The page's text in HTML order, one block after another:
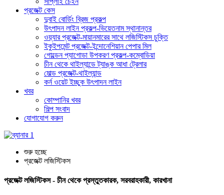
প্রজেক্ট কেস
দুবাই বোর্ডিং ব্রিজ প্রকল্প
উৎপাদন লাইন প্রকল্প-ভিয়েতনাম স্থানান্তর
ওয়্যার প্রজেক্ট-মায়ানমারের সাথে লজিস্টিকস চুক্তি
ইকুইপমেন্ট প্রজেক্ট-ইন্দোনেশিয়ান পেপার মিল
গোল্ডেন প্যাগোডা উপকরণ প্রকল্প-কম্বোডিয়া
চীন থেকে থাইল্যান্ডে ট্যাঙ্ক আধা ট্রেলার
মোল্ড প্রজেক্ট-থাইল্যান্ড
কর্ন ওয়েট ইচ্ছুক উৎপাদন লাইন
খবর
কোম্পানির খবর
শিল্প সংবাদ
যোগাযোগ করুন
শুরু হচ্ছে
প্রজেক্ট লজিস্টিকস
প্রজেক্ট লজিস্টিকস - চীন থেকে প্রস্তুতকারক, সরবরাহকারী, কারখানা